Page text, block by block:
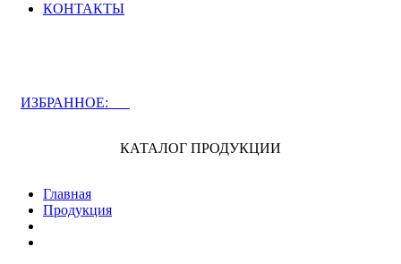
КОНТАКТЫ
ИЗБРАННОЕ:
КАТАЛОГ ПРОДУКЦИИ
Главная
Продукция